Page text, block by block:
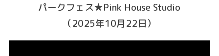
パークフェス★Pink House Studio
（2025年10月22日）